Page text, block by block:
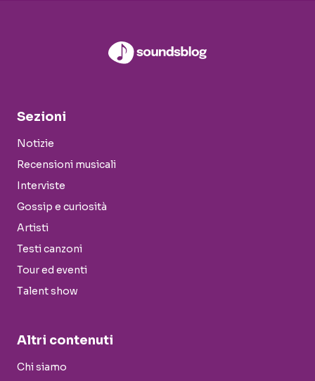
Sezioni
Notizie
Recensioni musicali
Interviste
Gossip e curiosità
Artisti
Testi canzoni
Tour ed eventi
Talent show
Altri contenuti
Chi siamo